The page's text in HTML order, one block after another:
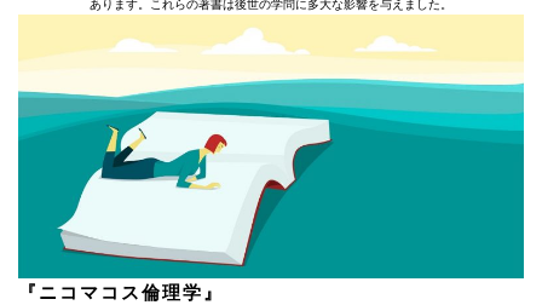
あります。これらの著書は後世の学問に多大な影響を与えました。
『ニコマコス倫理学』